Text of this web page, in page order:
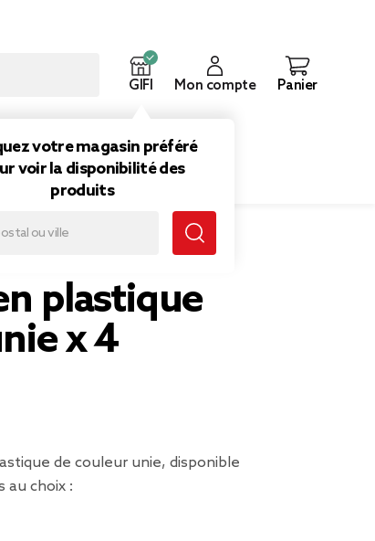
GIFI
votre magasin préféré
voir la disponibilité des
produits
Mon compte Panier
plastique
x 4
de couleur unie, disponible
au choix :